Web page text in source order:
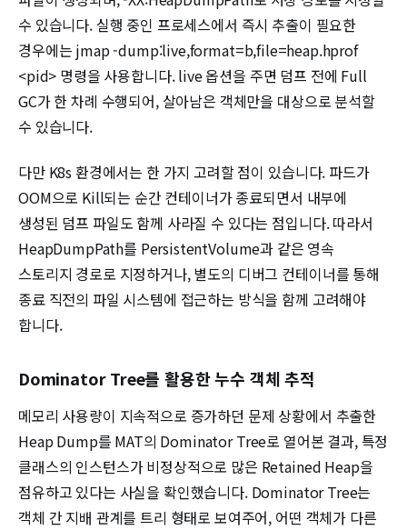
수 있습니다. 실행 중인 프로세스에서 즉시 추출이 필요한
경우에는 jmap -dump:live,format=b,file=heap.hprof
<pid> 명령을 사용합니다. live 옵션을 주면 덤프 전에 Full
GC가 한 차례 수행되어, 살아남은 객체만을 대상으로 분석할
수 있습니다.
다만 K8s 환경에서는 한 가지 고려할 점이 있습니다. 파드가
OOM으로 Kill되는 순간 컨테이너가 종료되면서 내부에
생성된 덤프 파일도 함께 사라질 수 있다는 점입니다. 따라서
HeapDumpPath를 PersistentVolume과 같은 영속
스토리지 경로로 지정하거나, 별도의 디버그 컨테이너를 통해
종료 직전의 파일 시스템에 접근하는 방식을 함께 고려해야
합니다.
Dominator Tree를 활용한 누수 객체 추적
메모리 사용량이 지속적으로 증가하던 문제 상황에서 추출한
Heap Dump를 MAT의 Dominator Tree로 열어본 결과, 특정
클래스의 인스턴스가 비정상적으로 많은 Retained Heap을
점유하고 있다는 사실을 확인했습니다. Dominator Tree는
객체 간 지배 관계를 트리 형태로 보여주어, 어떤 객체가 다른